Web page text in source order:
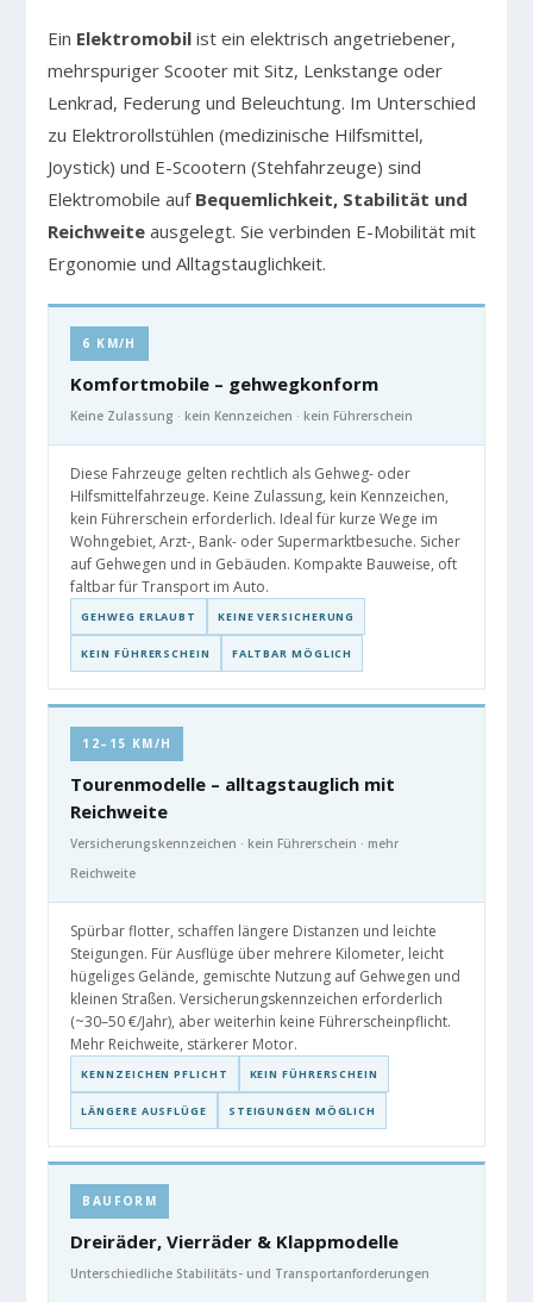
Ein Elektromobil ist ein elektrisch angetriebener,
mehrspuriger Scooter mit Sitz, Lenkstange oder
Lenkrad, Federung und Beleuchtung. Im Unterschied
zu Elektrorollstühlen (medizinische Hilfsmittel,
Joystick) und E-Scootern (Stehfahrzeuge) sind
Elektromobile auf Bequemlichkeit, Stabilität und
Reichweite ausgelegt. Sie verbinden E-Mobilität mit
Ergonomie und Alltagstauglichkeit.
6 KM/H
Komfortmobile – gehwegkonform
Keine Zulassung · kein Kennzeichen · kein Führerschein
Diese Fahrzeuge gelten rechtlich als Gehweg- oder
Hilfsmittelfahrzeuge. Keine Zulassung, kein Kennzeichen,
kein Führerschein erforderlich. Ideal für kurze Wege im
Wohngebiet, Arzt-, Bank- oder Supermarktbesuche. Sicher
auf Gehwegen und in Gebäuden. Kompakte Bauweise, oft
faltbar für Transport im Auto.
GEHWEG ERLAUBT KEINE VERSICHERUNG
KEIN FÜHRERSCHEIN FALTBAR MÖGLICH
12–15 KM/H
Tourenmodelle – alltagstauglich mit
Reichweite
Versicherungskennzeichen · kein Führerschein · mehr
Reichweite
Spürbar flotter, schaffen längere Distanzen und leichte
Steigungen. Für Ausflüge über mehrere Kilometer, leicht
hügeliges Gelände, gemischte Nutzung auf Gehwegen und
kleinen Straßen. Versicherungskennzeichen erforderlich
(~30–50 €/Jahr), aber weiterhin keine Führerscheinpflicht.
Mehr Reichweite, stärkerer Motor.
KENNZEICHEN PFLICHT KEIN FÜHRERSCHEIN
LÄNGERE AUSFLÜGE STEIGUNGEN MÖGLICH
BAUFORM
Dreiräder, Vierräder & Klappmodelle
Unterschiedliche Stabilitäts- und Transportanforderungen